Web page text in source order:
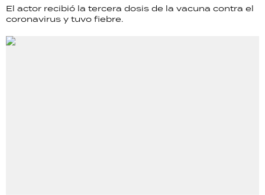
El actor recibió la tercera dosis de la vacuna contra el
coronavirus y tuvo fiebre.